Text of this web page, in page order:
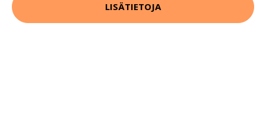
LISÄTIETOJA